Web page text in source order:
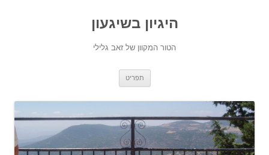
היגיון בשיגעון
הטור המקוון של זאב גלילי
תפריט